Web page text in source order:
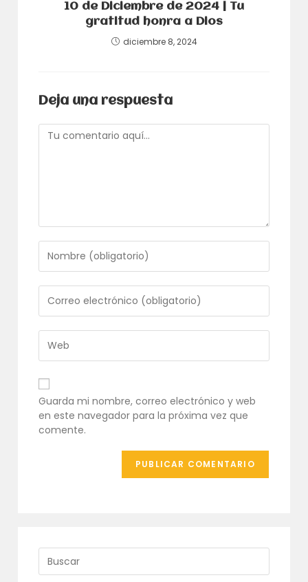
10 de Diciembre de 2024 | Tu
gratitud honra a Dios
diciembre 8, 2024
Deja una respuesta
Comentario
tu
nombre
o
nombre
de
usuario
para
comentar
tu
dirección
de
correo
electrónico
para
comentar
URL
de
tu
web
(opcional)
Guarda mi nombre, correo electrónico y web
en este navegador para la próxima vez que
comente.